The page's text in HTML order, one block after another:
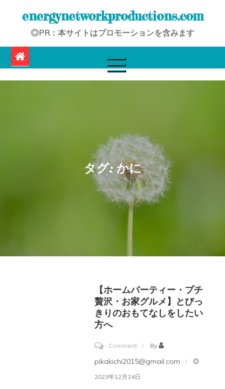
energynetworkproductions.com
◎PR：本サイトはプロモーションを含みます
タグ:かに
【ホームパーティー・プチ
贅沢・お家グルメ】とびっ
きりのおもてなしをしたい
方へ
Commenton
【ホ
ー
By
pikakichi2015@gmail.com
2023年12月24日